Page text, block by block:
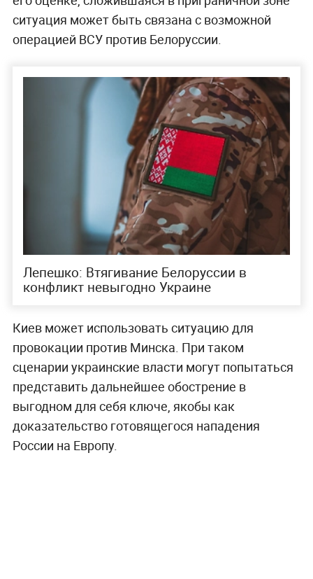
ситуация может быть связана с возможной
операцией ВСУ против Белоруссии.
Лепешко: Втягивание Белоруссии в
конфликт невыгодно Украине
Киев может использовать ситуацию для
провокации против Минска. При таком
сценарии украинские власти могут попытаться
представить дальнейшее обострение в
выгодном для себя ключе, якобы как
доказательство готовящегося нападения
России на Европу.